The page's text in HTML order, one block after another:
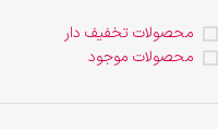
محصولات تخفیف دار
محصولات موجود